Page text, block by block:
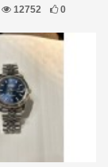
12752 0